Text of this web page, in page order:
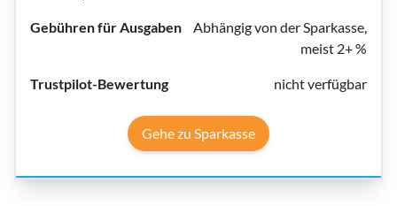
Abhängig von der Sparkasse,
meist 2+ %
nicht verfügbar
Gehe zu Sparkasse